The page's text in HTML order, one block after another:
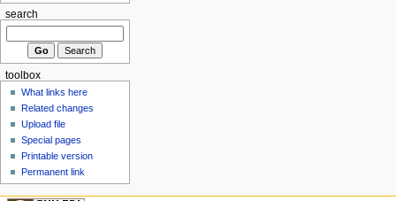
search
toolbox
What links here
Related changes
Upload file
Special pages
Printable version
Permanent link